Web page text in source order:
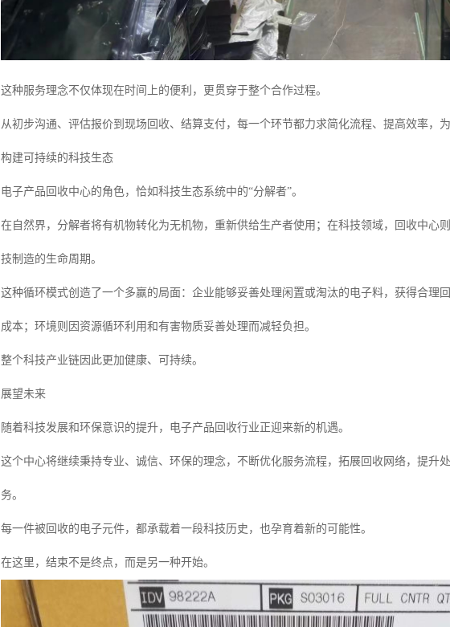
这种服务理念不仅体现在时间上的便利，更贯穿于整个合作过程。
从初步沟通、评估报价到现场回收、结算支付，每一个环节都力求简化流程、提高效率，
构建可持续的科技生态
电子产品回收中心的角色，恰如科技生态系统中的“分解者”。
在自然界，分解者将有机物转化为无机物，重新供给生产者使用；在科技领域，回收中心
技制造的生命周期。
这种循环模式创造了一个多赢的局面：企业能够妥善处理闲置或淘汰的电子料，获得合理
成本；环境则因资源循环利用和有害物质妥善处理而减轻负担。
整个科技产业链因此更加健康、可持续。
展望未来
随着科技发展和环保意识的提升，电子产品回收行业正迎来新的机遇。
这个中心将继续秉持专业、诚信、环保的理念，不断优化服务流程，拓展回收网络，提升
务。
每一件被回收的电子元件，都承载着一段科技历史，也孕育着新的可能性。
在这里，结束不是终点，而是另一种开始。